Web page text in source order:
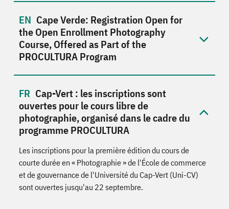
Cape Verde: Registration Open for
the Open Enrollment Photography
Course, Offered as Part of the
PROCULTURA Program
Cap-Vert : les inscriptions sont
ouvertes pour le cours libre de
photographie, organisé dans le cadre du
programme PROCULTURA
Les inscriptions pour la première édition du cours de
courte durée en « Photographie » de l'École de commerce
et de gouvernance de l'Université du Cap-Vert (Uni-CV)
sont ouvertes jusqu'au 22 septembre.